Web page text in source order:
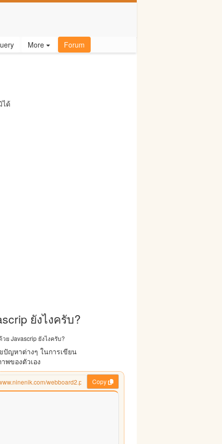
More Forum
ได้
ยังไงครับ?
ย Javascrip ยังไงครับ?
ญหาต่างๆ ในการเขียน
พของตัวเอง
Copy